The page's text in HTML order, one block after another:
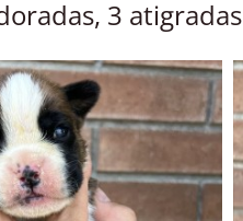
3 atigradas